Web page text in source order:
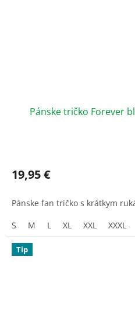
Pánske tričko Forever
19,95 €
Pánske fan tričko s krátkym
S
M L XL XXL XXXL
Tip